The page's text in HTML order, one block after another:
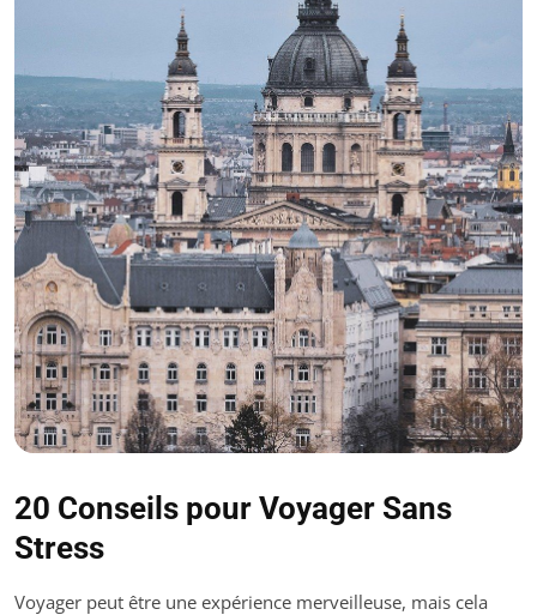
20 Conseils pour Voyager Sans
Stress
Voyager peut être une expérience merveilleuse, mais cela